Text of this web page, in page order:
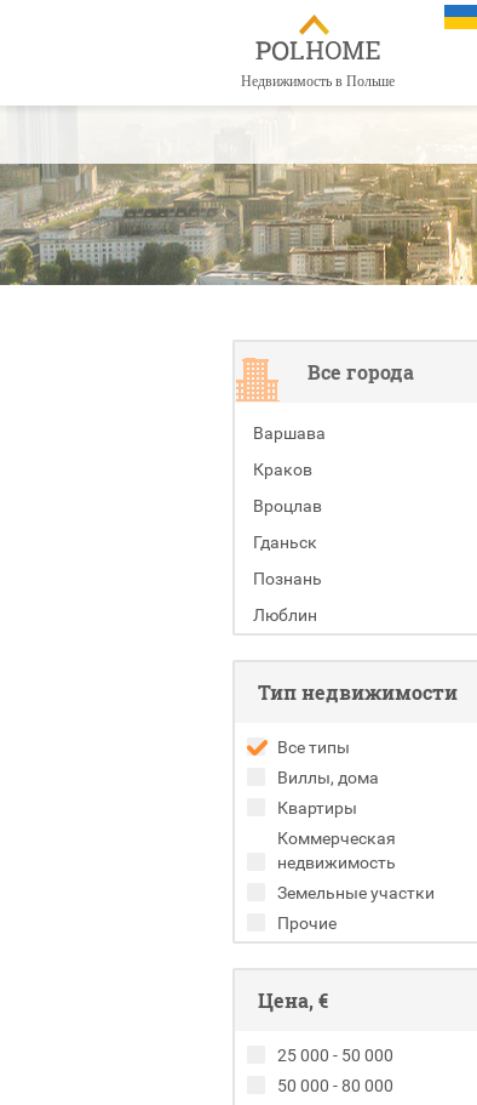
Недвижимость в Польше
Все города
Варшава
Краков
Вроцлав
Гданьск
Познань
Люблин
Тип недвижимости
Все типы
Виллы, дома
Квартиры
Коммерческая
недвижимость
Земельные участки
Прочие
Цена, €
25 000 - 50 000
50 000 - 80 000